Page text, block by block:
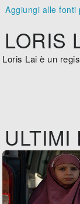
Aggiungi alle fonti
LORIS
Loris Lai è un
ULTIMI